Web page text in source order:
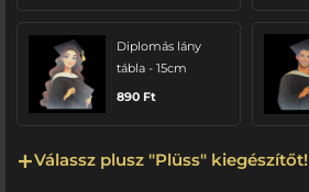
Diplomás lány
tábla - 15cm
890 Ft
Válassz plusz "Plüss" kiegészítőt!